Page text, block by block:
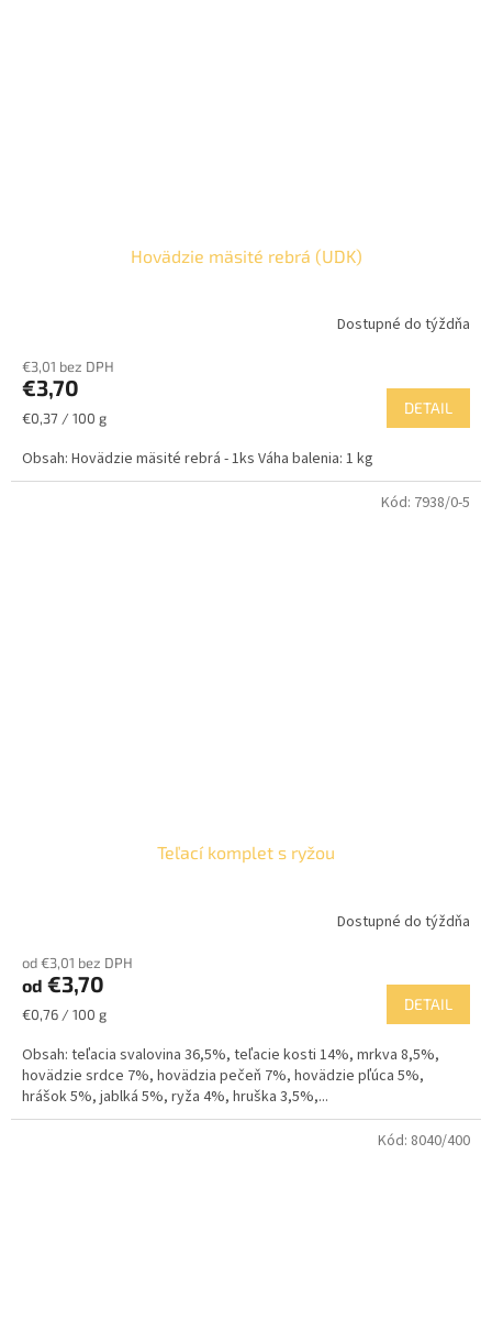
Hovädzie mäsité rebrá (UDK)
Dostupné do týždňa
€3,01 bez DPH
€3,70
Jednotková
€0,37 / 100 g
DETAIL
Obsah: Hovädzie mäsité rebrá - 1ks Váha balenia: 1 kg
Teľací komplet s ryžou
Dostupné do týždňa
od €3,01 bez DPH
od €3,70
Jednotková
€0,76 / 100 g
DETAIL
Obsah: teľacia svalovina 36,5%, teľacie kosti 14%, mrkva 8,5%,
hovädzie srdce 7%, hovädzia pečeň 7%, hovädzie pľúca 5%,
hrášok 5%, jablká 5%, ryža 4%, hruška 3,5%,...
Kód: 7938/0-5
Kód: 8040/400